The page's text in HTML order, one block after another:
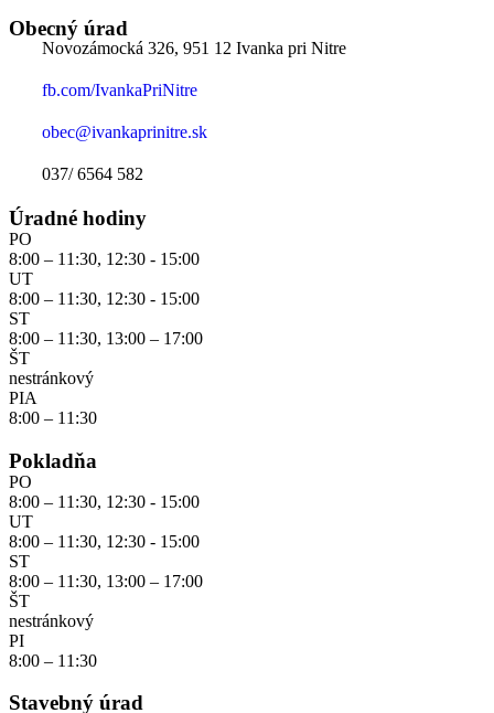
Obecný úrad
Novozámocká 326, 951 12 Ivanka pri Nitre
fb.com/IvankaPriNitre
obec@ivankaprinitre.sk
037/ 6564 582
Úradné hodiny
PO
8:00 – 11:30, 12:30 - 15:00
UT
8:00 – 11:30, 12:30 - 15:00
ST
8:00 – 11:30, 13:00 – 17:00
ŠT
nestránkový
PIA
8:00 – 11:30
Pokladňa
PO
8:00 – 11:30, 12:30 - 15:00
UT
8:00 – 11:30, 12:30 - 15:00
ST
8:00 – 11:30, 13:00 – 17:00
ŠT
nestránkový
PI
8:00 – 11:30
Stavebný úrad